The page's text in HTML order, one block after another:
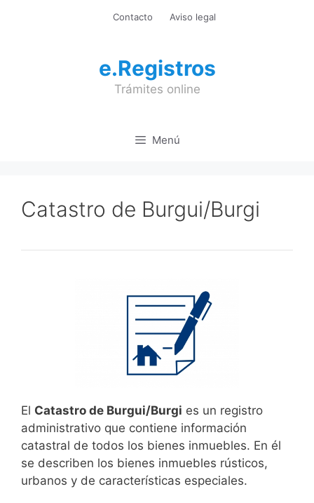
Contacto Aviso legal
e.Registros
Trámites online
Menú
Catastro de Burgui/Burgi
El Catastro de Burgui/Burgi es un registro
administrativo que contiene información
catastral de todos los bienes inmuebles. En él
se describen los bienes inmuebles rústicos,
urbanos y de características especiales.